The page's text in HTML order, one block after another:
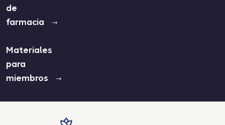
de
farmacia
Materiales
para
miembros